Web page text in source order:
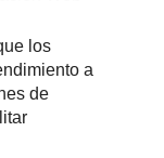
los
a
de